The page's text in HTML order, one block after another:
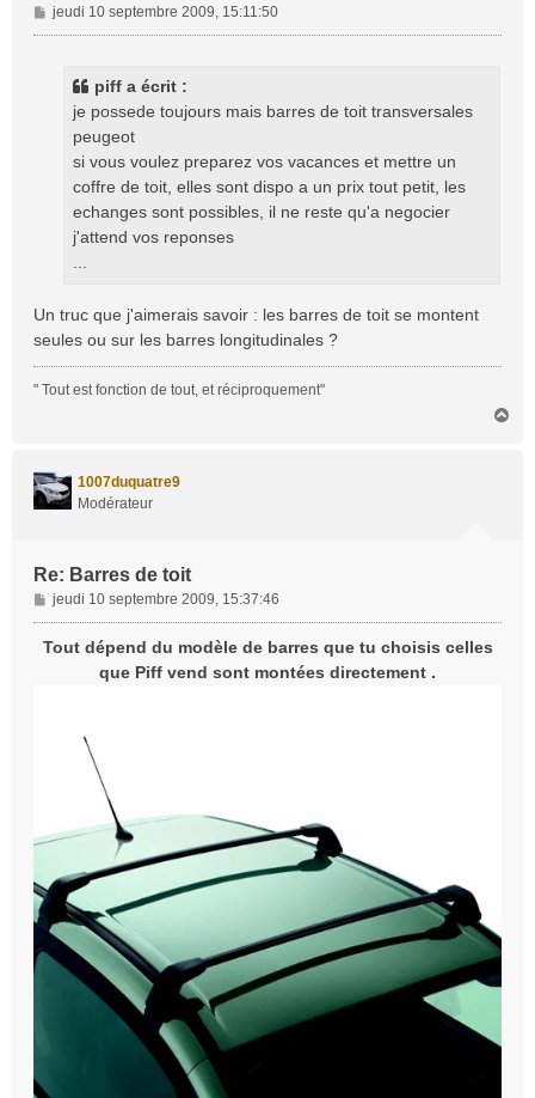
M
e
jeudi 10 septembre 2009, 15:11:50
piff a écrit :
je possede toujours mais barres de toit transversales
peugeot
si vous voulez preparez vos vacances et mettre un
coffre de toit, elles sont dispo a un prix tout petit, les
echanges sont possibles, il ne reste qu'a negocier
j'attend vos reponses
Un truc que j'aimerais savoir : les barres de toit se montent
seules ou sur les barres longitudinales ?
" Tout est fonction de tout, et réciproquement"
1007duquatre9
Modérateur
Re: Barres de toit
M
e
s
jeudi 10 septembre 2009, 15:37:46
Tout dépend du modèle de barres que tu choisis celles
que Piff vend sont montées directement .